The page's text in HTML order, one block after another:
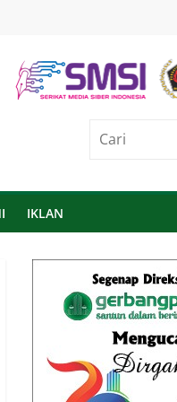
IKLAN